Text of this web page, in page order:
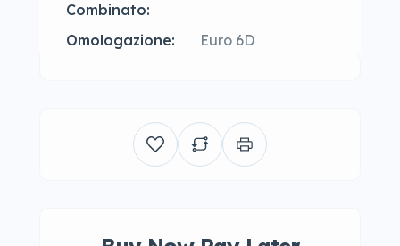
Combinato:
Omologazione: Euro 6D